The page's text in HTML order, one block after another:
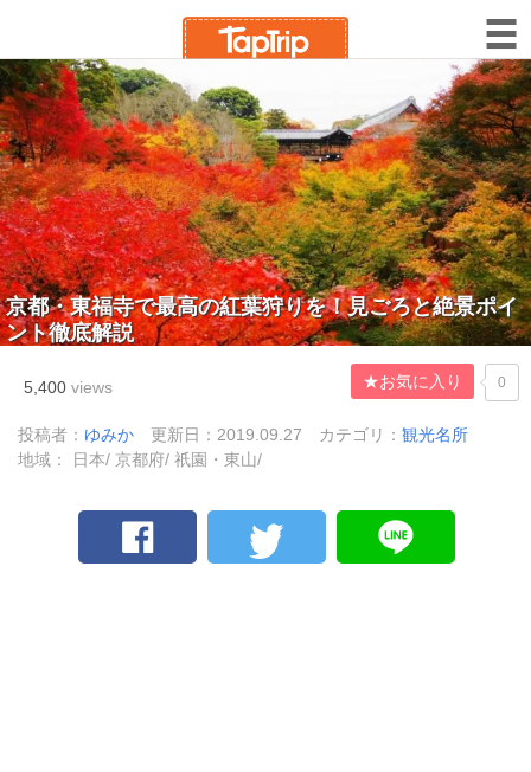
京都・東福寺で最高の紅葉狩りを！見ごろと絶景ポイ
ント徹底解説
5,400 views ★お気に入り 0
投稿者： ゆみか 更新日：2019.09.27 カテゴリ： 観光名所
地域： 日本/ 京都府/ 祇園・東山/